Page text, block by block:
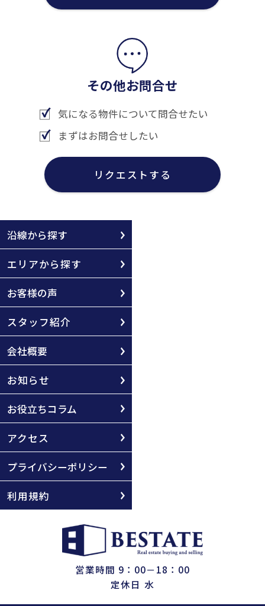
その他お問合せ
気になる物件について問合せたい
まずはお問合せしたい
リクエストする
沿線から探す
エリアから探す
お客様の声
スタッフ紹介
会社概要
お知らせ
お役立ちコラム
アクセス
プライバシーポリシー
利用規約
営業時間 9：00－18：00
定休日 水